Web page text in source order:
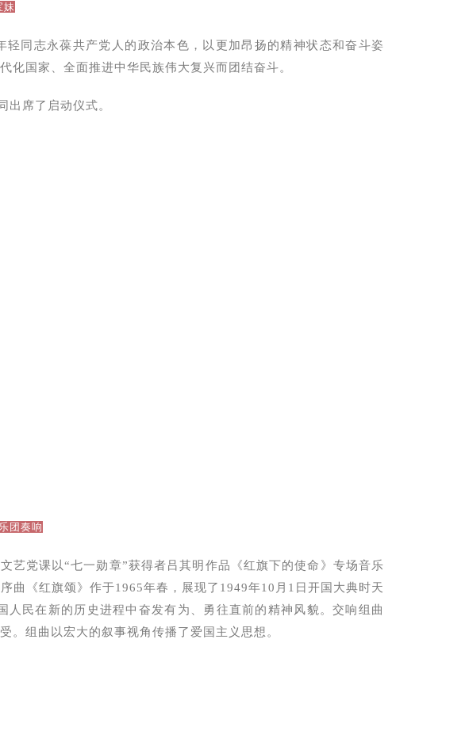
妹
同志永葆共产党人的政治本色，以更加昂扬的精神状态和奋斗姿
化国家、全面推进中华民族伟大复兴而团结奋斗。
出席了启动仪式。
团奏响
文艺党课以“七一勋章”获得者吕其明作品《红旗下的使命》专场音乐
曲《红旗颂》作于1965年春，展现了1949年10月1日开国大典时天
民在新的历史进程中奋发有为、勇往直前的精神风貌。交响组曲
。组曲以宏大的叙事视角传播了爱国主义思想。